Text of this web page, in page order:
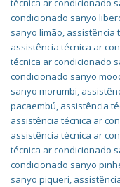
técnica ar condicionado
condicionado sanyo
sanyo limão, assistência
assistência técnica ar
técnica ar condicionado
condicionado sanyo
sanyo morumbi,
pacaembú, assistência
assistência técnica ar
assistência técnica ar
técnica ar condicionado
condicionado sanyo
sanyo piqueri,